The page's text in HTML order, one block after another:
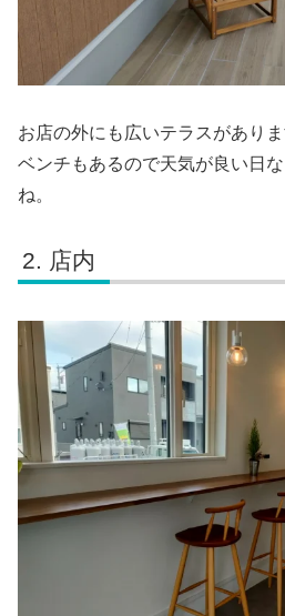
お店の外にも広いテラスがありま
ベンチもあるので天気が良い日
ね。
店内